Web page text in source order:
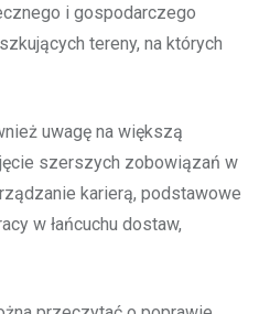
i gospodarczego
tereny, na których
uwagę na większą
szerszych zobowiązań w
karierą, podstawowe
w łańcuchu dostaw,